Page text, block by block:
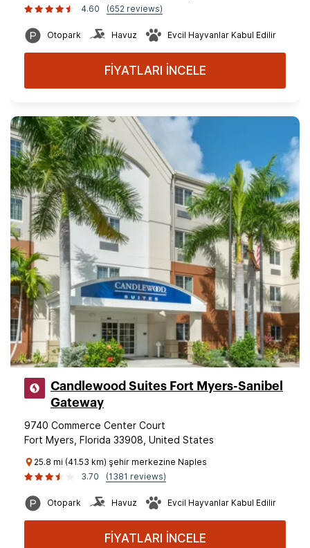
4.60
(652 reviews)
Otopark Havuz Evcil Hayvanlar Kabul Edilir
FİYATLARI İNCELE
Candlewood Suites Fort Myers-Sanibel
Gateway
9740 Commerce Center Court
Fort Myers, Florida 33908, United States
25.8 mi (41.53 km) şehir merkezine Naples
3.70
(1381 reviews)
Otopark Havuz Evcil Hayvanlar Kabul Edilir
FİYATLARI İNCELE